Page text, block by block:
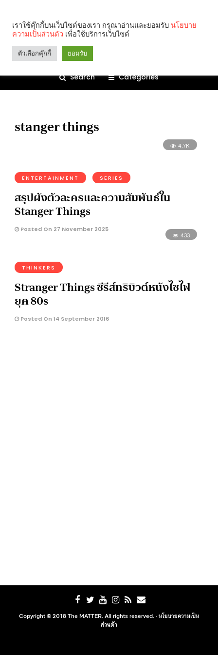
Search Categories
stanger things
4.7K
ENTERTAINMENT SERIES
สรุปผังตัวละครและความสัมพันธ์ใน
Stanger Things
Posted On 27 November 2025
433
THINKERS
Stranger Things ซีรีส์ทริบิวต์หนังไซไฟ
ยุค 80s
Posted On 14 September 2016
Copyright © 2018 The MATTER. All rights reserved. ·นโยบายความเป็น
ส่วนตัว
เราใช้คุ๊กกี้บนเว็บไซต์ของเรา กรุณาอ่านและยอมรับ นโยบาย
ความเป็นส่วนตัว เพื่อใช้บริการเว็บไซต์
ตัวเลือกคุ๊กกี้ ยอมรับ